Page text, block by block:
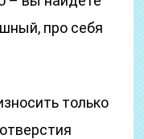
про себя
только